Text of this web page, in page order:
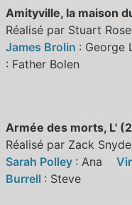
Amityville, la maison
Réalisé par Stuart
James Brolin :
: Father Bolen
Armée des morts, L'
Réalisé par Zack
Sarah Polley : Ana
Burrell : Steve